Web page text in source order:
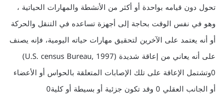
تحول دون قيامه بواحدة أو أكثر من الأنشطة والمهارات الحياتية ،
وهو في نفس الوقت بحاجة إلى أجهزة تساعده في التنقل والحركة
أو أنه يعتمد على الآخرين لتحقيق مهارات حياته اليومية، فإنه يصنف
على أنه يعاني من إعاقة شديدة (U.S. census Bureau, 1997)
0وتشتمل الإعاقة على تلك الإصابات المتعلقة بالحواس أو الأعضاء
أو الجانب العقلي 0 وقد تكون جزئية أو بسيطة أو كلية0